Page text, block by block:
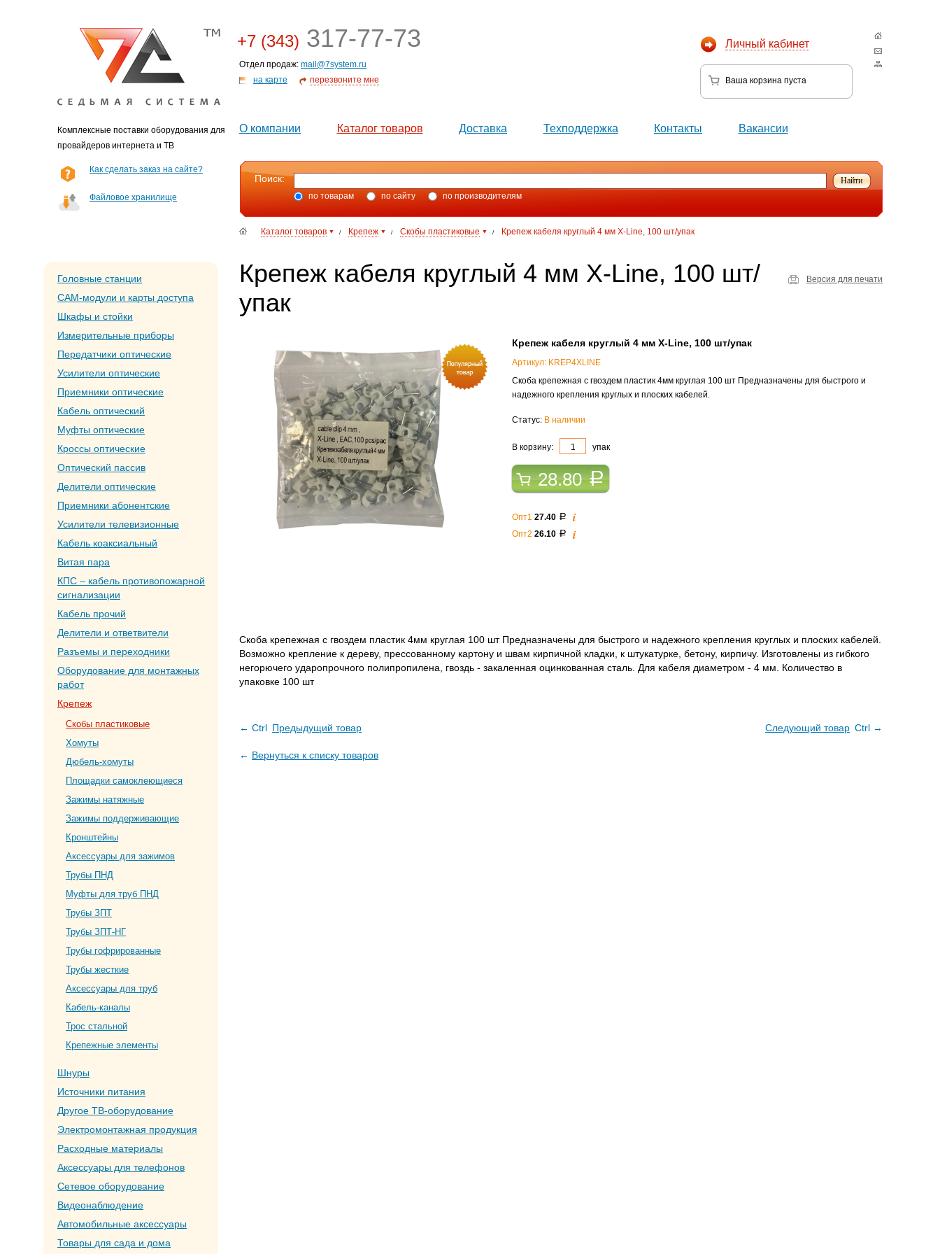
Комплексные поставки оборудования для
провайдеров интернета и ТВ
Личный кабинет
Ваша корзина пуста
+7 (343) 317-77-73
Отдел продаж: mail@7system.ru
на карте
перезвоните мне
О компании Каталог товаров Доставка Техподдержка Контакты Вакансии
Как сделать заказ на сайте?
Файловое хранилище
Поиск:
по товарам по сайту по производителям
Каталог товаров / Крепеж / Скобы пластиковые / Крепеж кабеля круглый 4 мм X-Line, 100 шт/упак
Головные станции
CAM-модули и карты доступа
Шкафы и стойки
Измерительные приборы
Передатчики оптические
Усилители оптические
Приемники оптические
Кабель оптический
Муфты оптические
Кроссы оптические
Оптический пассив
Делители оптические
Приемники абонентские
Усилители телевизионные
Кабель коаксиальный
Витая пара
КПС – кабель противопожарной
сигнализации
Кабель прочий
Делители и ответвители
Разъемы и переходники
Оборудование для монтажных
работ
Крепеж
Скобы пластиковые
Хомуты
Дюбель-хомуты
Площадки самоклеющиеся
Зажимы натяжные
Зажимы поддерживающие
Кронштейны
Аксессуары для зажимов
Трубы ПНД
Муфты для труб ПНД
Трубы ЗПТ
Трубы ЗПТ-НГ
Трубы гофрированные
Трубы жесткие
Аксессуары для труб
Кабель-каналы
Трос стальной
Крепежные элементы
Шнуры
Источники питания
Другое ТВ-оборудование
Электромонтажная продукция
Расходные материалы
Аксессуары для телефонов
Сетевое оборудование
Видеонаблюдение
Автомобильные аксессуары
Товары для сада и дома
Версия для печати
Крепеж кабеля круглый 4 мм X-Line, 100 шт/
упак
Крепеж кабеля круглый 4 мм X-Line, 100 шт/упак
Артикул: KREP4XLINE
Скоба крепежная с гвоздем пластик 4мм круглая 100 шт Предназначены для быстрого и
надежного крепления круглых и плоских кабелей.
Статус: В наличии
В корзину: упак
28.80a
Опт1 27.40 a i
Опт2 26.10 a i
Скоба крепежная с гвоздем пластик 4мм круглая 100 шт Предназначены для быстрого и надежного крепления круглых и плоских кабелей.
Возможно крепление к дереву, прессованному картону и швам кирпичной кладки, к штукатурке, бетону, кирпичу. Изготовлены из гибкого
негорючего ударопрочного полипропилена, гвоздь - закаленная оцинкованная сталь. Для кабеля диаметром - 4 мм. Количество в
упаковке 100 шт
← Ctrl Предыдущий товар Следующий товар Ctrl →
← Вернуться к списку товаров